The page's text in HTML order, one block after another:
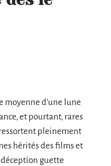
moyenne d’une lune
et pourtant, rares
pleinement
hérités des films et
guette